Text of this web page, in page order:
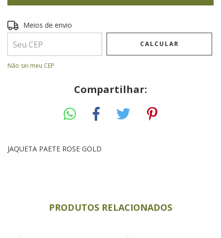
Entregas para o CEP:
Meios de envio
CALCULAR
Não sei meu CEP
Compartilhar:
JAQUETA PAETE ROSE GOLD
PRODUTOS RELACIONADOS